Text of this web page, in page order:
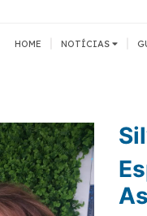
HOME NOTÍCIAS
Todos
A pé
Bicicleta
Cargas